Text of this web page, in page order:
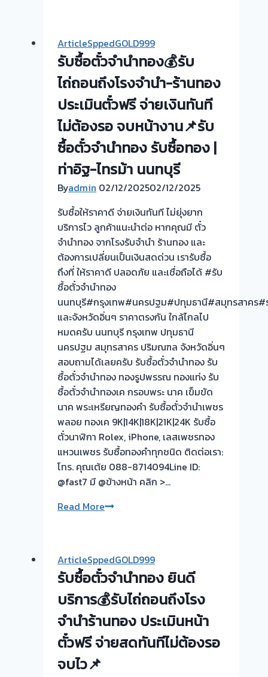
รับ
ซื้อ
ตั่ว
จำนำ
ทอง
บางใหญ่
นนทบุรี
ครับ⭐
ทอง
💰
รับ
ไถ่ถอน
ถึง
โรง
จำนำ-
ร้าน
ทอง
ประเมิน
ฟรี
จ่าย
เงิน
ทันที
ไม่
ต้อง
รอ
จบ
หน้า
งาน
📌
รับ
ซื้อ
ตั๋ว
จำนำ
ทอง
รับ
ซื้อ
ทอง
ขอบคุณ
เพชรเกษม
กรุงเทพ
ArticleSppedGOLD999
รับซื้อตั๋วจำนำทอง💰รับ
ไถ่ถอนถึงโรงจำนำ-ร้านทอง
ประเมินตั๋วฟรี จ่ายเงินทันที
ไม่ต้องรอ จบหน้างาน📌รับ
ซื้อตั๋วจำนำทอง รับซื้อทอง |
ท่าอิฐ-ไทรม้า นนทบุรี
Byadmin 02/12/202502/12/2025
รับซื้อให้ราคาดี จ่ายเงินทันที ไม่ยุ่งยาก
บริการไว ลูกค้าแนะนำต่อ หากคุณมี ตั๋ว
จำนำทอง จากโรงรับจำนำ ร้านทอง และ
ต้องการเปลี่ยนเป็นเงินสดด่วน เรารับซื้อ
ถึงที่ ให้ราคาดี ปลอดภัย และเชื่อถือได้ #รับ
ซื้อตั๋วจำนำทอง
นนทบุรี#กรุงเทพ#นครปฐม#ปทุมธานี#สมุทรสาคร#
และจังหวัดอิ่นๆ ราคาตรงกัน ใกล้ไกลไป
หมดครับ นนทบุรี กรุงเทพ ปทุมธานี
นครปฐม สมุทรสาคร ปริมณฑล จังหวัดอิ่นๆ
สอบถามได้เลยครับ รับซื้อตั๋วจำนำทอง รับ
ซื้อตั๋วจำนำทอง ทองรูปพรรณ ทองแท่ง รับ
ซื้อตั๋วจำนำทองเค กรอบพระ นาค เข็มขัด
นาค พระเหรียญทองคำ รับซื้อตั๋วจำนำเพชร
พลอย ทองเค 9K|14K|18K|21K|24K รับซื้อ
ตั๋วนาฬิกา Rolex, iPhone, เลสเพชรทอง
แหวนเพชร รับซื้อทองคำทุกชนิด ติดต่อเรา:
โทร. คุณเต้ย 088-8714094Line ID:
@fast7 มี @ข้างหน้า คลิก >…
Read Moreรับ
ทอง
💰
รับ
ไถ่ถอน
ถึง
โรง
ArticleSppedGOLD999
รับซื้อตั๋วจำนำทอง ยินดี
บริการ💰รับไถ่ถอนถึงโรง
จำนำร้านทอง ประเมินหน้า
ตั๋วฟรี จ่ายสดทันทีไม่ต้องรอ
จบไว📌